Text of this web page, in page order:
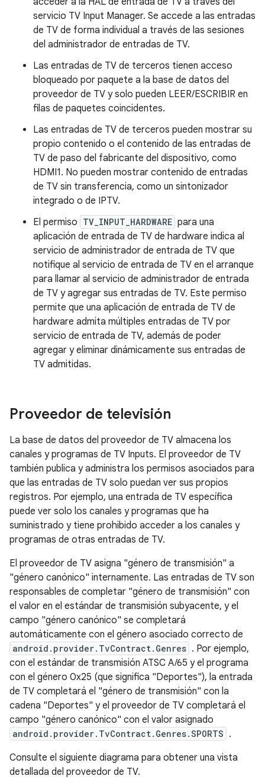
servicio TV Input Manager. Se accede a las entradas
de TV de forma individual a través de las sesiones
del administrador de entradas de TV.
Las entradas de TV de terceros tienen acceso
bloqueado por paquete a la base de datos del
proveedor de TV y solo pueden LEER/ESCRIBIR en
filas de paquetes coincidentes.
Las entradas de TV de terceros pueden mostrar su
propio contenido o el contenido de las entradas de
TV de paso del fabricante del dispositivo, como
HDMI1. No pueden mostrar contenido de entradas
de TV sin transferencia, como un sintonizador
integrado o de IPTV.
El permiso TV_INPUT_HARDWARE para una
aplicación de entrada de TV de hardware indica al
servicio de administrador de entrada de TV que
notifique al servicio de entrada de TV en el arranque
para llamar al servicio de administrador de entrada
de TV y agregar sus entradas de TV. Este permiso
permite que una aplicación de entrada de TV de
hardware admita múltiples entradas de TV por
servicio de entrada de TV, además de poder
agregar y eliminar dinámicamente sus entradas de
TV admitidas.
Proveedor de televisión
La base de datos del proveedor de TV almacena los
canales y programas de TV Inputs. El proveedor de TV
también publica y administra los permisos asociados para
que las entradas de TV solo puedan ver sus propios
registros. Por ejemplo, una entrada de TV específica
puede ver solo los canales y programas que ha
suministrado y tiene prohibido acceder a los canales y
programas de otras entradas de TV.
El proveedor de TV asigna "género de transmisión" a
"género canónico" internamente. Las entradas de TV son
responsables de completar "género de transmisión" con
el valor en el estándar de transmisión subyacente, y el
campo "género canónico" se completará
automáticamente con el género asociado correcto de
android.provider.TvContract.Genres . Por ejemplo,
con el estándar de transmisión ATSC A/65 y el programa
con el género 0x25 (que significa "Deportes"), la entrada
de TV completará el "género de transmisión" con la
cadena "Deportes" y el proveedor de TV completará el
campo "género canónico" con el valor asignado
android.provider.TvContract.Genres.SPORTS .
Consulte el siguiente diagrama para obtener una vista
detallada del proveedor de TV.